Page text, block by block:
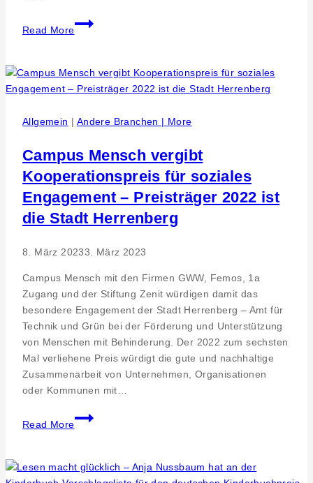
Read More
Öffentlichkeitsarbeit.
5-
Jubiläum
und
Sportangebot
peb2
in
Eningen
Allgemein | Andere Branchen | More
Campus Mensch vergibt
Kooperationspreis für soziales
Engagement – Preisträger 2022 ist
die Stadt Herrenberg
8. März 20233. März 2023
Campus Mensch mit den Firmen GWW, Femos, 1a
Zugang und der Stiftung Zenit würdigen damit das
besondere Engagement der Stadt Herrenberg – Amt für
Technik und Grün bei der Förderung und Unterstützung
von Menschen mit Behinderung. Der 2022 zum sechsten
Mal verliehene Preis würdigt die gute und nachhaltige
Zusammenarbeit von Unternehmen, Organisationen
oder Kommunen mit…
Read More
Campus
Mensch
Kooperationspreis
für